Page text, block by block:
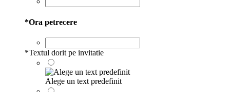
*Ora petrecere
*Textul dorit pe invitatie
Alege un text predefinit